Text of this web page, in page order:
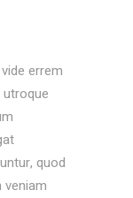
errem
quod